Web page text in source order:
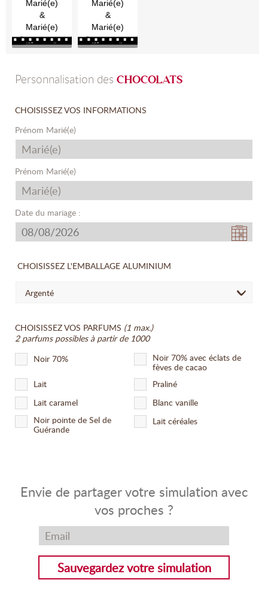
Marié(e)
&
Marié(e)
Août
Marié(e)
&
Marié(e)
Août
Personnalisation des CHOCOLATS
CHOISISSEZ VOS INFORMATIONS
Prénom Marié(e)
Prénom Marié(e)
Date du mariage :
CHOISISSEZ L'EMBALLAGE ALUMINIUM
Argenté
CHOISISSEZ VOS PARFUMS (1 max.)
2 parfums possibles à partir de 1000
Noir 70%
Noir 70% avec éclats de
fèves de cacao
Lait
Praliné
Lait caramel
Blanc vanille
Noir pointe de Sel de
Guérande
Lait céréales
Envie de partager votre simulation avec
vos proches ?
Sauvegardez votre simulation